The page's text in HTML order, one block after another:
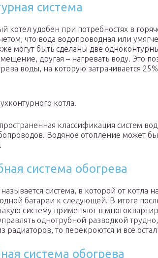
система
котел удобен при потребностях в
что вода водопроводная или
могут быть сделаны две
другая – нагревать воду. Это
воды, на которую затрачивается
котла.
классификация систем
Водяное отопление может
система обогрева
система, в которой от котла
батареи к следующей. В итоге
систему применяют в
однотрубной разводкой
радиаторов, то перекроются и все
система обогрева